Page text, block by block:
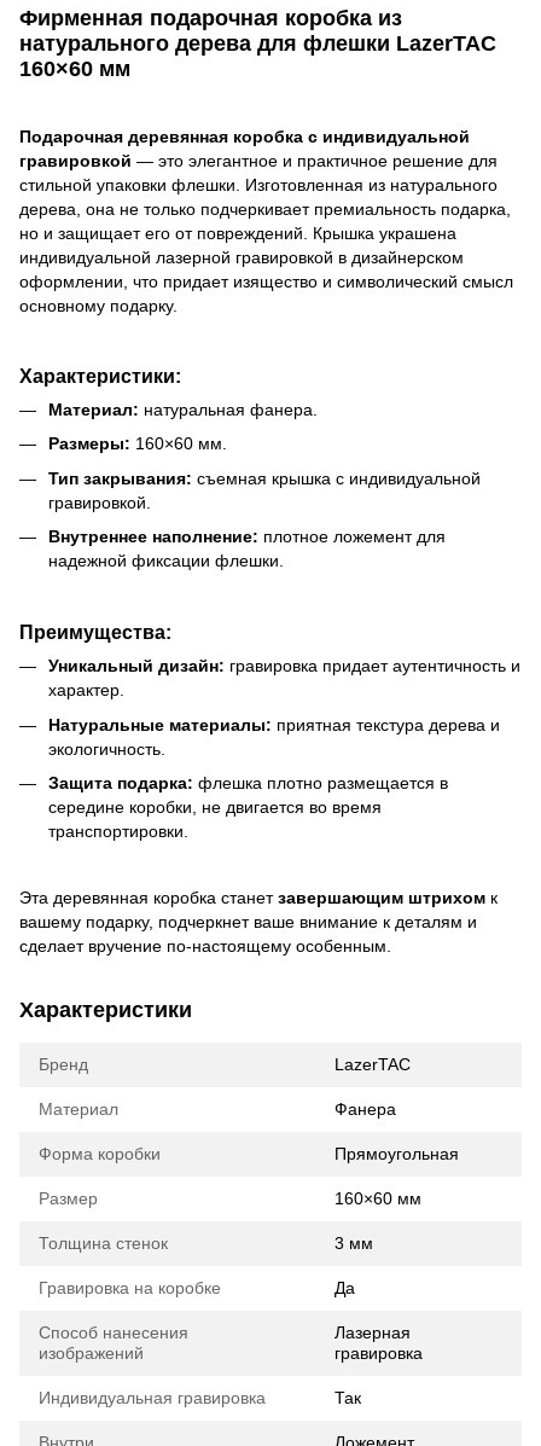
Фирменная подарочная коробка из
натурального дерева для флешки LazerTAC
160×60 мм
Подарочная деревянная коробка с индивидуальной
гравировкой — это элегантное и практичное решение для
стильной упаковки флешки. Изготовленная из натурального
дерева, она не только подчеркивает премиальность подарка,
но и защищает его от повреждений. Крышка украшена
индивидуальной лазерной гравировкой в дизайнерском
оформлении, что придает изящество и символический смысл
основному подарку.
Характеристики:
Материал: натуральная фанера.
Размеры: 160×60 мм.
Тип закрывания: съемная крышка с индивидуальной
гравировкой.
Внутреннее наполнение: плотное ложемент для
надежной фиксации флешки.
Преимущества:
Уникальный дизайн: гравировка придает аутентичность и
характер.
Натуральные материалы: приятная текстура дерева и
экологичность.
Защита подарка: флешка плотно размещается в
середине коробки, не двигается во время
транспортировки.
Эта деревянная коробка станетзавершающим штрихом к
вашему подарку, подчеркнет ваше внимание к деталям и
сделает вручение по-настоящему особенным.
Характеристики
Бренд LazerTAC
Материал Фанера
Форма коробки Прямоугольная
Размер 160×60 мм
Толщина стенок 3 мм
Гравировка на коробке Да
Способ нанесения
изображений
Лазерная
гравировка
Индивидуальная гравировка Так